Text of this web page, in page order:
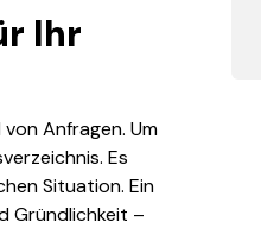
Ihr
Anfragen. Um
Es
Situation. Ein
Gründlichkeit –